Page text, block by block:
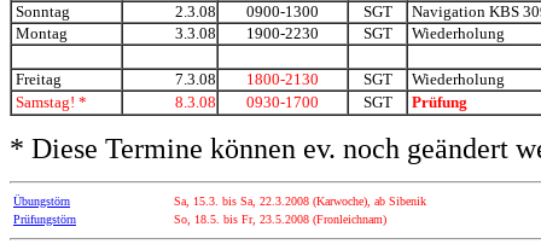
Sonntag
2.3.08 0900-1300 SGT
Navigation KBS
Montag
3.3.08 1900-2230 SGT Wiederholung
Freitag 7.3.08 1800-2130 SGT
Wiederholung
Samstag! *
8.3.08 0930-1700 SGT Prüfung
* Diese Termine können ev. noch geändert
Übungstörn
Sa, 15.3. bis Sa, 22.3.2008 (Karwoche), ab Sibenik
Prüfungstörn
So, 18.5. bis Fr, 23.5.2008 (Fronleichnam)